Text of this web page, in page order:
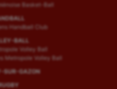
Basket-Ball
Handball Club
BALL
Volley Ball
Metropole Volley Ball
SUR-GAZON